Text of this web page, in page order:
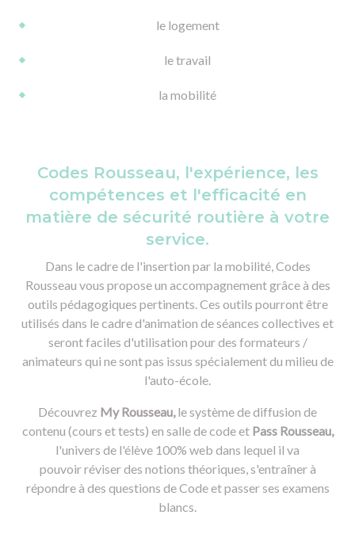
le logement
le travail
la mobilité
Codes Rousseau, l'expérience, les
compétences et l'efficacité en
matière de sécurité routière à votre
service.
Dans le cadre de l'insertion par la mobilité, Codes
Rousseau vous propose un accompagnement grâce à des
outils pédagogiques pertinents. Ces outils pourront être
utilisés dans le cadre d'animation de séances collectives et
seront faciles d'utilisation pour des formateurs /
animateurs qui ne sont pas issus spécialement du milieu de
l'auto-école.
Découvrez My Rousseau,le système de diffusion de
contenu (cours et tests) en salle de code et Pass Rousseau,
l'univers de l'élève 100% web dans lequel il va
pouvoir réviser des notions théoriques, s'entraîner à
répondre à des questions de Code et passer ses examens
blancs.